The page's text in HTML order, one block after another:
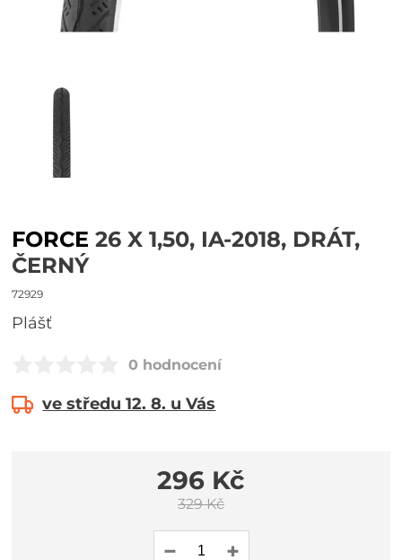
FORCE 26 X 1,50, IA-2018, DRÁT,
ČERNÝ
72929
plášť
0 hodnocení
ve středu 12. 8. u Vás
296 Kč
329 Kč